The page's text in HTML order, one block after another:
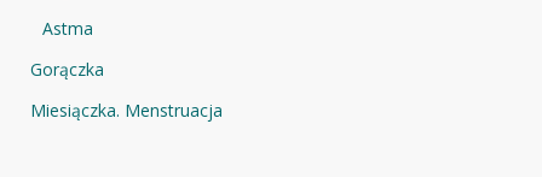
Astma
Gorączka
Miesiączka. Menstruacja